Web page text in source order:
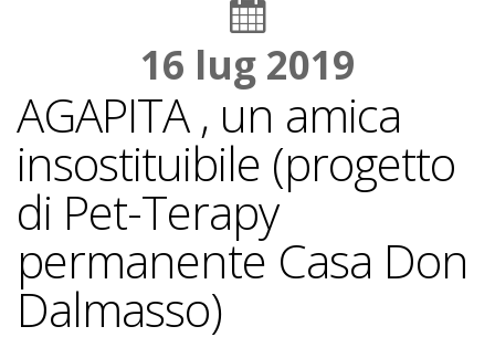
16 lug 2019
AGAPITA , un amica
insostituibile (progetto
di Pet-Terapy
permanente Casa Don
Dalmasso)